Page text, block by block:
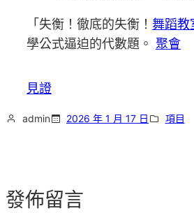
「失衡！徹底的失衡！ 舞蹈教
學公式逼迫的代數題。 聚會
見證
admin 2026 年 1 月 17 日 項目
發佈留言